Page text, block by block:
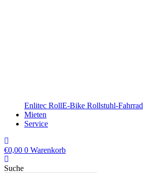
Enlitec RollE-Bike Rollstuhl-Fahrrad
Mieten
Service
€0,00 0 Warenkorb
Suche